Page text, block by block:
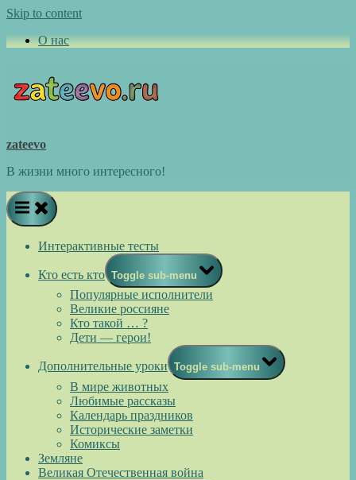
Skip to content
О нас
zateevo
В жизни много интересного!
Интерактивные тесты
Кто есть кто Toggle sub-menu
Популярные исполнители
Великие россияне
Кто такой … ?
Дети — герои!
Дополнительные уроки Toggle sub-menu
В мире животных
Любимые рассказы
Календарь праздников
Исторические заметки
Комиксы
Земляне
Великая Отечественная война